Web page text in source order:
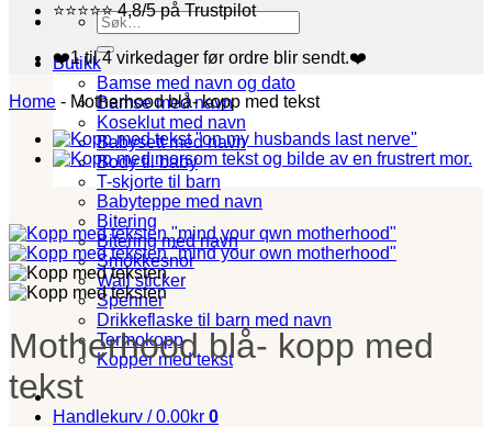
Søk
etter:
Butikk
Bamse med navn og dato
Bamse med navn
Koseklut med navn
Babysett med navn
Body til baby
T-skjorte til barn
Babyteppe med navn
Bitering
Bitering med navn
Smokkesnor
Wall sticker
Spenner
Drikkeflaske til barn med navn
Termokopp
Kopper med tekst
Handlekurv /0.00kr 0
⭐⭐⭐⭐⭐ 4,8/5 på Trustpilot
❤️1 til 4 virkedager før ordre blir sendt.❤️
Home - Motherhood blå- kopp med tekst
Motherhood blå- kopp med
tekst